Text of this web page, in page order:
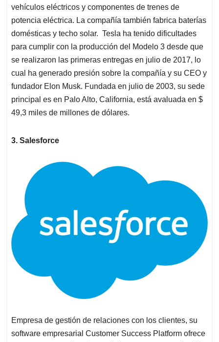
vehículos eléctricos y componentes de trenes de
potencia eléctrica. La compañía también fabrica baterías
domésticas y techo solar. Tesla ha tenido dificultades
para cumplir con la producción del Modelo 3 desde que
se realizaron las primeras entregas en julio de 2017, lo
cual ha generado presión sobre la compañía y su CEO y
fundador Elon Musk. Fundada en julio de 2003, su sede
principal es en Palo Alto, California, está avaluada en $
49,3 miles de millones de dólares.
3. Salesforce
Empresa de gestión de relaciones con los clientes, su
software empresarial Customer Success Platform ofrece